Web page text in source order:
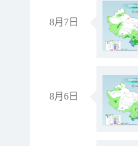
8月7日
8月6日